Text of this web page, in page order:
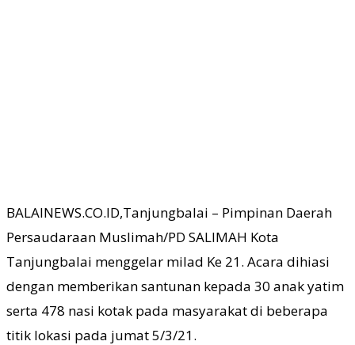
BALAINEWS.CO.ID,Tanjungbalai – Pimpinan Daerah
Persaudaraan Muslimah/PD SALIMAH Kota
Tanjungbalai menggelar milad Ke 21. Acara dihiasi
dengan memberikan santunan kepada 30 anak yatim
serta 478 nasi kotak pada masyarakat di beberapa
titik lokasi pada jumat 5/3/21.